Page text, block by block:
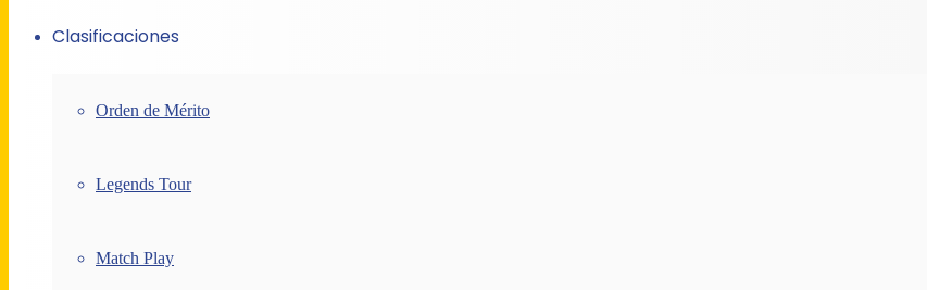
Clasificaciones
Orden de Mérito
Legends Tour
Match Play